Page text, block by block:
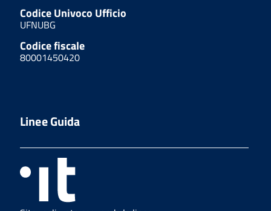
Codice Univoco Ufficio
UFNUBG
Codice fiscale
80001450420
Linee Guida